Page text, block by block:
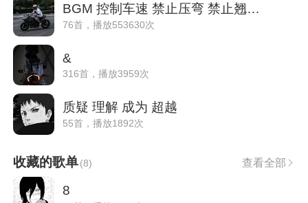
BGM 控制车速 禁止压弯 禁止翘头！！！
76首，播放553630次
&
316首，播放3959次
质疑 理解 成为 超越
55首，播放1892次
收藏的歌单(8) 查看全部
8